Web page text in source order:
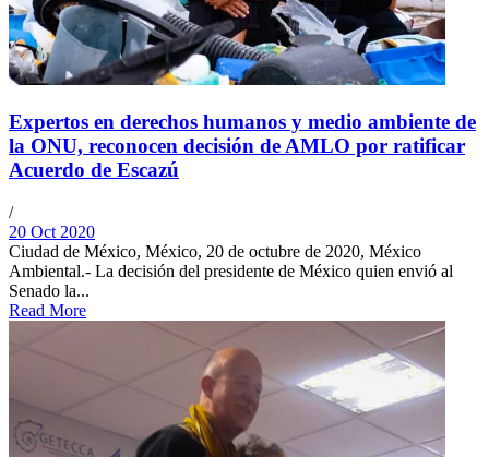
Expertos en derechos humanos y medio ambiente de
la ONU, reconocen decisión de AMLO por ratificar
Acuerdo de Escazú
/
20 Oct 2020
Ciudad de México, México, 20 de octubre de 2020, México
Ambiental.- La decisión del presidente de México quien envió al
Senado la...
Read More